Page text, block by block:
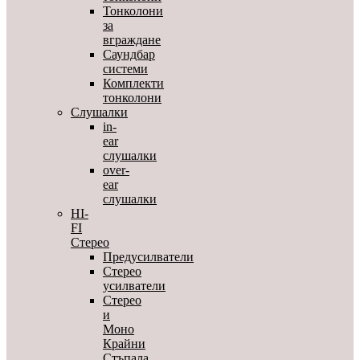
Тонколони
за
вграждане
Саундбар
системи
Комплекти
тонколони
Слушалки
in-
ear
слушалки
over-
ear
слушалки
HI-
FI
Стерео
Предусилватели
Стерео
усилватели
Стерео
и
Моно
Крайни